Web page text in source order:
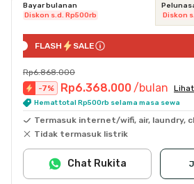
Bayar bulanan
Diskon s.d. Rp500rb
Diskon
FLASH SALE
Rp6.868.000
-7% Rp6.368.000 /bulan
Hemat total Rp500rb selama masa sewa
Termasuk internet/wifi, air, laundry,
Tidak termasuk listrik
Chat Rukita